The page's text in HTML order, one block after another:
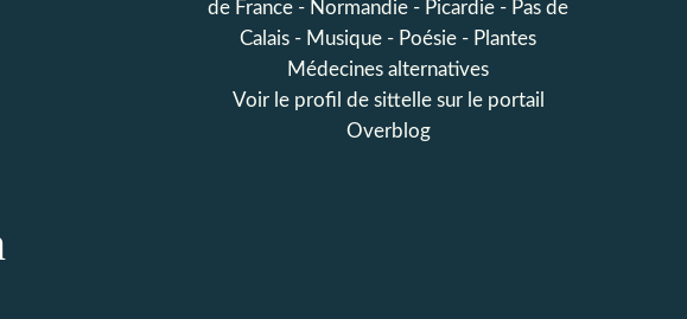
de France - Normandie - Picardie - Pas de
Calais - Musique - Poésie - Plantes
Médecines alternatives
Voir le profil de sittellesur le portail
Overblog